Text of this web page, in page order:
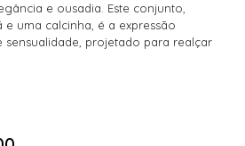
e ousadia. Este conjunto,
uma calcinha, é a expressão
sensualidade, projetado para realçar